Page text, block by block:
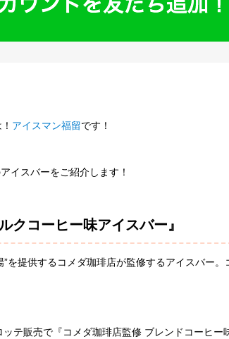
アイスマン福留です！
イスバーをご紹介します！
クコーヒー味アイスバー』
を提供するコメダ珈琲店が監修するアイスバー
テ販売で『コメダ珈琲店監修 ブレンドコーヒー